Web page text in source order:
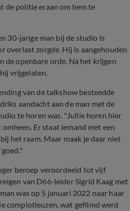
de politie eraan om hem te
30-jarige man bij de studio is
overlast zorgde. Hij is aangehouden
de openbare orde. Na het krijgen
vrijgelaten.
van de talkshow besteedde
aandacht aan de man met de
te horen was. "Jullie horen hier
Er staat iemand met een
het raam. Maar maak je daar niet
beroep veroordeeld tot vijf
van D66-leider Sigrid Kaag met
was op 5 januari 2022 naar haar
complotleuzen, wat gefilmd werd